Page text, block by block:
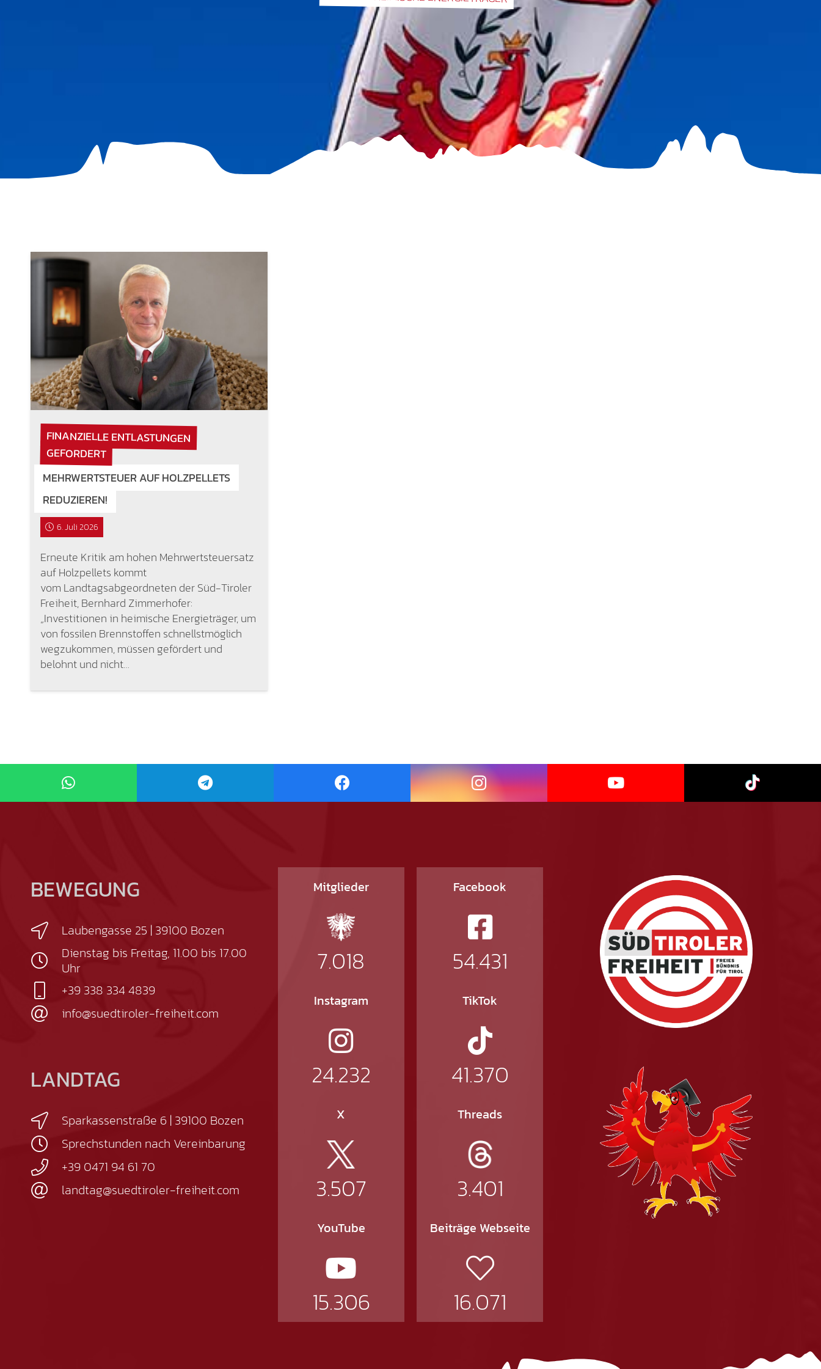
FINANZIELLE ENTLASTUNGEN
GEFORDERT
MEHRWERTSTEUER AUF HOLZPELLETS
REDUZIEREN!
6. Juli 2026
Erneute Kritik am hohen Mehrwertsteuersatz
auf Holzpellets kommt
vom Landtagsabgeordneten der Süd-Tiroler
Freiheit, Bernhard Zimmerhofer:
„Investitionen in heimische Energieträger, um
von fossilen Brennstoffen schnellstmöglich
wegzukommen, müssen gefördert und
belohnt und nicht…
BEWEGUNG
Laubengasse 25 | 39100 Bozen
Dienstag bis Freitag, 11.00 bis 17.00
Uhr
+39 338 334 4839
info@suedtiroler-freiheit.com
LANDTAG
Sparkassenstraße 6 | 39100 Bozen
Sprechstunden nach Vereinbarung
+39 0471 94 61 70
landtag@suedtiroler-freiheit.com
Mitglieder
7.018
Facebook
54.431
Instagram
24.232
TikTok
41.370
X
3.507
Threads
3.401
YouTube
15.306
Beiträge Webseite
16.071